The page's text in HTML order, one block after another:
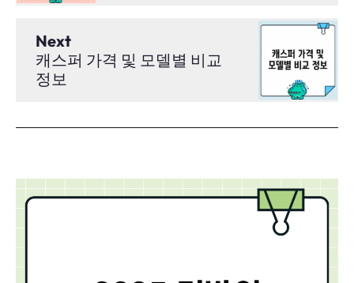
Next
캐스퍼 가격 및 모델별 비교
정보